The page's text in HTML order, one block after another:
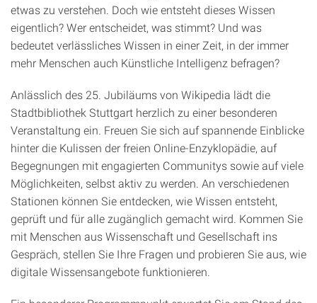
etwas zu verstehen. Doch wie entsteht dieses Wissen
eigentlich? Wer entscheidet, was stimmt? Und was
bedeutet verlässliches Wissen in einer Zeit, in der immer
mehr Menschen auch Künstliche Intelligenz befragen?
Anlässlich des 25. Jubiläums von Wikipedia lädt die
Stadtbibliothek Stuttgart herzlich zu einer besonderen
Veranstaltung ein. Freuen Sie sich auf spannende Einblicke
hinter die Kulissen der freien Online-Enzyklopädie, auf
Begegnungen mit engagierten Communitys sowie auf viele
Möglichkeiten, selbst aktiv zu werden. An verschiedenen
Stationen können Sie entdecken, wie Wissen entsteht,
geprüft und für alle zugänglich gemacht wird. Kommen Sie
mit Menschen aus Wissenschaft und Gesellschaft ins
Gespräch, stellen Sie Ihre Fragen und probieren Sie aus, wie
digitale Wissensangebote funktionieren.